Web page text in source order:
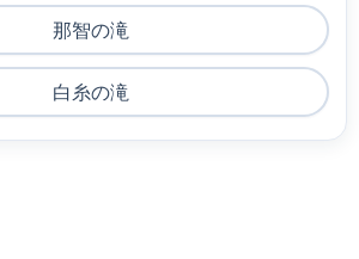
那智の滝
白糸の滝